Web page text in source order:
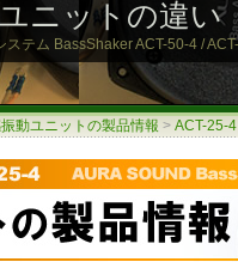
ニットの違い
ステム BassShaker ACT-50-4 /
動ユニットの製品情報 > ACT-25-4